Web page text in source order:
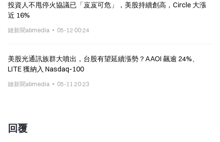
投資人不甩停火協議已「岌岌可危」，美股持續創高，Circle 大漲
近 16%
鏈新聞abmedia 05-12 00:24
美股光通訊族群大噴出，台股有望延續漲勢？AAOI 飆逾 24%、
LITE 獲納入 Nasdaq-100
鏈新聞abmedia 05-11 20:23
回覆